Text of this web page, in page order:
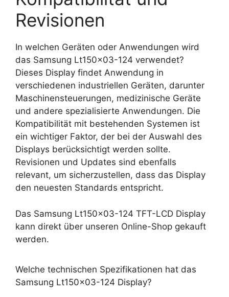
Revisionen
In welchen Geräten oder Anwendungen wird
das Samsung Lt150x03-124 verwendet?
Dieses Display findet Anwendung in
verschiedenen industriellen Geräten, darunter
Maschinensteuerungen, medizinische Geräte
und andere spezialisierte Anwendungen. Die
Kompatibilität mit bestehenden Systemen ist
ein wichtiger Faktor, der bei der Auswahl des
Displays berücksichtigt werden sollte.
Revisionen und Updates sind ebenfalls
relevant, um sicherzustellen, dass das Display
den neuesten Standards entspricht.
Das Samsung Lt150x03-124 TFT-LCD Display
kann direkt über unseren Online-Shop gekauft
werden.
Welche technischen Spezifikationen hat das
Samsung Lt150x03-124 Display?